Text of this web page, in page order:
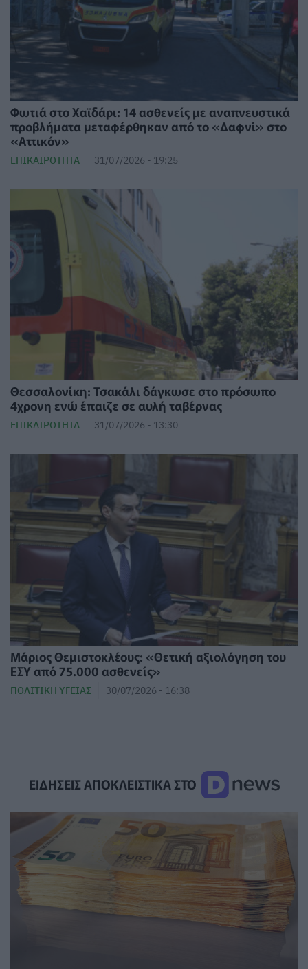
Φωτιά στο Χαϊδάρι: 14 ασθενείς με αναπνευστικά
προβλήματα μεταφέρθηκαν από το «Δαφνί» στο
«Αττικόν»
ΕΠΙΚΑΙΡΌΤΗΤΑ 31/07/2026 - 19:25
Θεσσαλονίκη: Τσακάλι δάγκωσε στο πρόσωπο
4χρονη ενώ έπαιζε σε αυλή ταβέρνας
ΕΠΙΚΑΙΡΌΤΗΤΑ 31/07/2026 - 13:30
Μάριος Θεμιστοκλέους: «Θετική αξιολόγηση του
ΕΣΥ από 75.000 ασθενείς»
ΠΟΛΙΤΙΚΉ ΥΓΕΊΑΣ 30/07/2026 - 16:38
ΕΙΔΗΣΕΙΣ ΑΠΟΚΛΕΙΣΤΙΚΑ ΣΤΟ